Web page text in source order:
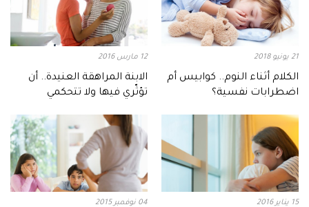
21 يونيو 2018
الكلام أثناء النوم.. كوابيس أم
اضطرابات نفسية؟
12 مارس 2016
الابنة المراهقة العنيدة.. أن
تؤثّري فيها ولا تتحكمي
15 يناير 2016 04 نوفمبر 2015